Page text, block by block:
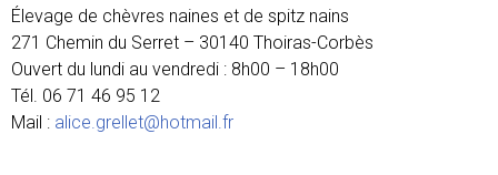
Élevage de chèvres naines et de spitz nains
271 Chemin du Serret – 30140 Thoiras-Corbès
Ouvert du lundi au vendredi : 8h00 – 18h00
Tél. 06 71 46 95 12
Mail : alice.grellet@hotmail.fr